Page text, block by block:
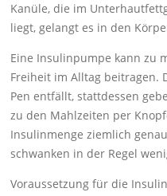
Kanüle, die im
liegt, gelangt es in den
Eine Insulinpumpe kann zu
Freiheit im Alltag beitragen.
Pen entfällt, stattdessen
zu den Mahlzeiten per
Insulinmenge ziemlich
schwanken in der Regel
Voraussetzung für die